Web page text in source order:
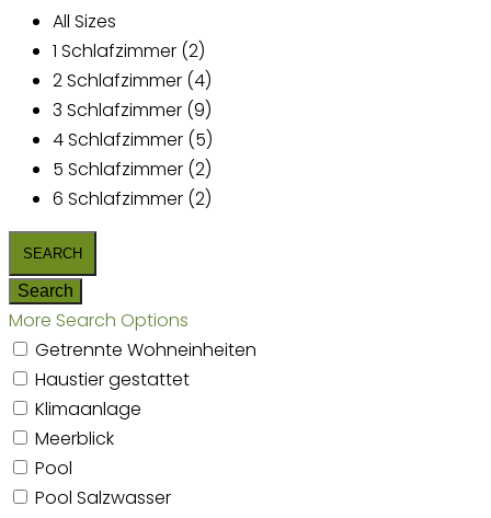
All Sizes
1 Schlafzimmer (2)
2 Schlafzimmer (4)
3 Schlafzimmer (9)
4 Schlafzimmer (5)
5 Schlafzimmer (2)
6 Schlafzimmer (2)
More Search Options
Getrennte Wohneinheiten
Haustier gestattet
Klimaanlage
Meerblick
Pool
Pool Salzwasser